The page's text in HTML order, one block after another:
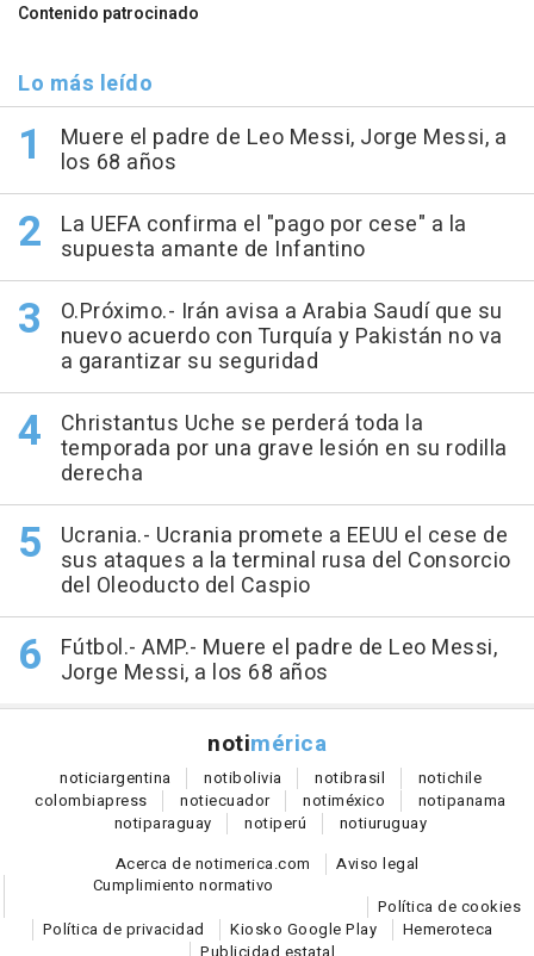
Contenido patrocinado
Lo más leído
Muere el padre de Leo Messi, Jorge Messi, a
los 68 años
La UEFA confirma el "pago por cese" a la
supuesta amante de Infantino
O.Próximo.- Irán avisa a Arabia Saudí que su
nuevo acuerdo con Turquía y Pakistán no va
a garantizar su seguridad
Christantus Uche se perderá toda la
temporada por una grave lesión en su rodilla
derecha
Ucrania.- Ucrania promete a EEUU el cese de
sus ataques a la terminal rusa del Consorcio
del Oleoducto del Caspio
Fútbol.- AMP.- Muere el padre de Leo Messi,
Jorge Messi, a los 68 años
notimérica
noticiargentina notibolivia notibrasil notichile
colombiapress notiecuador notiméxico notipanama
notiparaguay notiperú notiuruguay
Acerca de notimerica.com
Aviso legal
Cumplimiento normativo
Política de cookies
Política de privacidad
Kiosko Google Play
Hemeroteca